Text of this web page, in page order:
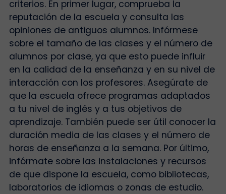
criterios. En primer lugar, comprueba la
reputación de la escuela y consulta las
opiniones de antiguos alumnos. Infórmese
sobre el tamaño de las clases y el número de
alumnos por clase, ya que esto puede influir
en la calidad de la enseñanza y en su nivel de
interacción con los profesores. Asegúrate de
que la escuela ofrece programas adaptados
a tu nivel de inglés y a tus objetivos de
aprendizaje. También puede ser útil conocer la
duración media de las clases y el número de
horas de enseñanza a la semana. Por último,
infórmate sobre las instalaciones y recursos
de que dispone la escuela, como bibliotecas,
laboratorios de idiomas o zonas de estudio.